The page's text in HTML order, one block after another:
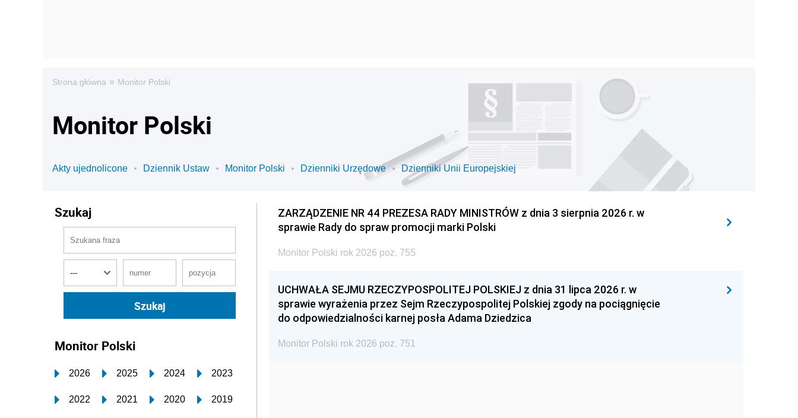
Strona główna » Monitor Polski
Monitor Polski
Akty ujednolicone Dziennik Ustaw Monitor Polski Dzienniki Urzędowe Dzienniki Unii Europejskiej
Szukaj
Monitor Polski
2026 2025 2024 2023
2022 2021 2020 2019
ZARZĄDZENIE NR 44 PREZESA RADY MINISTRÓW z dnia 3 sierpnia 2026 r. w
sprawie Rady do spraw promocji marki Polski
Monitor Polski rok 2026 poz. 755
UCHWAŁA SEJMU RZECZYPOSPOLITEJ POLSKIEJ z dnia 31 lipca 2026 r. w
sprawie wyrażenia przez Sejm Rzeczypospolitej Polskiej zgody na pociągnięcie
do odpowiedzialności karnej posła Adama Dziedzica
Monitor Polski rok 2026 poz. 751